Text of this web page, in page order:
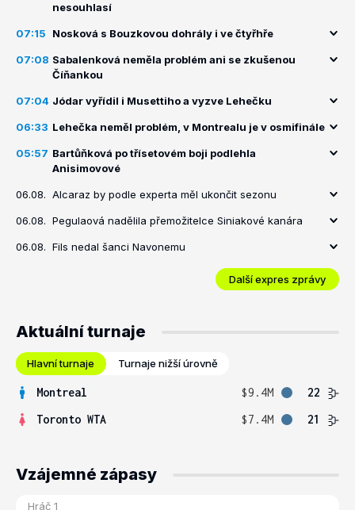
nesouhlasí
07:15 Nosková s Bouzkovou dohrály i ve čtyřhře
07:08 Sabalenková neměla problém ani se zkušenou
Číňankou
07:04 Jódar vyřídil i Musettiho a vyzve Lehečku
06:33 Lehečka neměl problém, v Montrealu je v osmifinále
05:57 Bartůňková po třísetovém boji podlehla
Anisimovové
06.08. Alcaraz by podle experta měl ukončit sezonu
06.08. Pegulaová nadělila přemožitelce Siniakové kanára
06.08. Fils nedal šanci Navonemu
Další expres zprávy
Aktuální turnaje
Hlavní turnaje Turnaje nižší úrovně
Montreal $9.4M
22
Toronto WTA
$7.4M 21
Vzájemné zápasy